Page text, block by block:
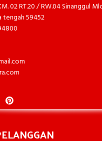
02 RT.20 / RW.04 Sinanggul
tengah 59452